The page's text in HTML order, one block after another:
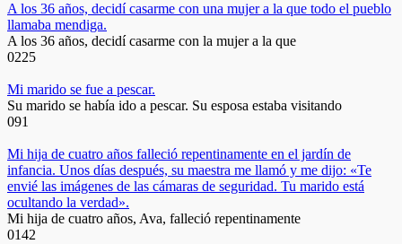
A los 36 años, decidí casarme con una mujer a la que todo el pueblo
llamaba mendiga.
A los 36 años, decidí casarme con la mujer a la que
0225
Mi marido se fue a pescar.
Su marido se había ido a pescar. Su esposa estaba visitando
091
Mi hija de cuatro años falleció repentinamente en el jardín de
infancia. Unos días después, su maestra me llamó y me dijo: «Te
envié las imágenes de las cámaras de seguridad. Tu marido está
ocultando la verdad».
Mi hija de cuatro años, Ava, falleció repentinamente
0142